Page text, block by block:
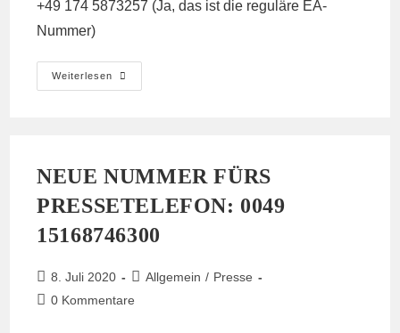
+49 174 5873257 (Ja, das ist die reguläre EA-
Nummer)
Weiterlesen
Einladung
Zum
NEUE NUMMER FÜRS
PRESSETELEFON: 0049
15168746300
Beitrag
veröffentlicht:
8. Juli 2020
Beitrags-
Allgemein / Presse
Beitrags-
0 Kommentare